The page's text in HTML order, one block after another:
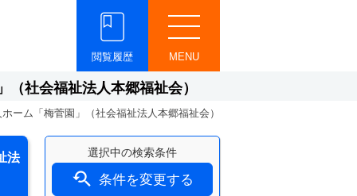
MENU
閲覧履歴
社会福祉法人本郷福祉会）
ーム「梅菅園」（社会福祉法人本郷福祉会）
選択中の検索条件
 条件を変更する
法